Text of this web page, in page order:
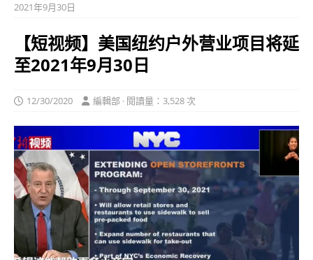
2021年9月30日
【短视频】美国纽约户外营业项目将延
至2021年9月30日
12/30/2020 編輯部 · 閱讀量：3,528 次